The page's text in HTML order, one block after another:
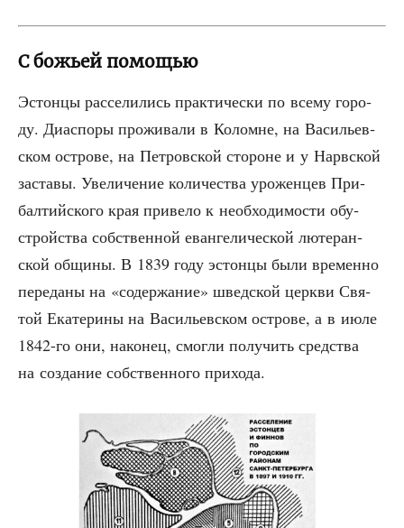
С божьей помощью
Эстон­цы рас­се­ли­лись прак­ти­че­ски по все­му горо­
ду. Диас­по­ры про­жи­ва­ли в Коломне, на Васи­льев­
ском ост­ро­ве, на Пет­ров­ской сто­роне и у Нарв­ской
заста­вы. Уве­ли­че­ние коли­че­ства уро­жен­цев При­
бал­тий­ско­го края при­ве­ло к необ­хо­ди­мо­сти обу­
строй­ства соб­ствен­ной еван­ге­ли­че­ской люте­ран­
ской общи­ны. В 1839 году эстон­цы были вре­мен­но
пере­да­ны на «содер­жа­ние» швед­ской церк­ви Свя­
той Ека­те­ри­ны на Васи­льев­ском ост­ро­ве, а в июле
1842-го они, нако­нец, смог­ли полу­чить сред­ства
на созда­ние соб­ствен­но­го прихода.